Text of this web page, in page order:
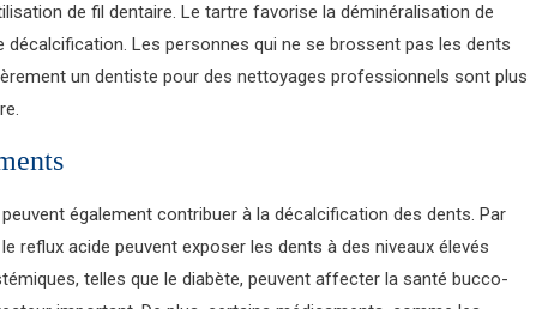
de fil dentaire. Le tartre favorise la déminéralisation de
décalcification. Les personnes qui ne se brossent pas les dents
un dentiste pour des nettoyages professionnels sont plus
également contribuer à la décalcification des dents. Par
reflux acide peuvent exposer les dents à des niveaux élevés
telles que le diabète, peuvent affecter la santé bucco-